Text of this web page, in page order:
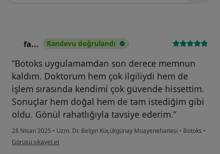
fa... Randevu doğrulandı
“Botoks uygulamamdan son derece memnun
kaldım. Doktorum hem çok ilgiliydi hem de
işlem sırasında kendimi çok güvende hissettim.
Sonuçlar hem doğal hem de tam istediğim gibi
oldu. Gönül rahatlığıyla tavsiye ederim.”
28 Nisan 2025 • Uzm. Dr. Belgin Küçükgünay Muayenehanesi • Botoks •
kullanıcının görüşüne göre fa...
Görüşü şikayet et